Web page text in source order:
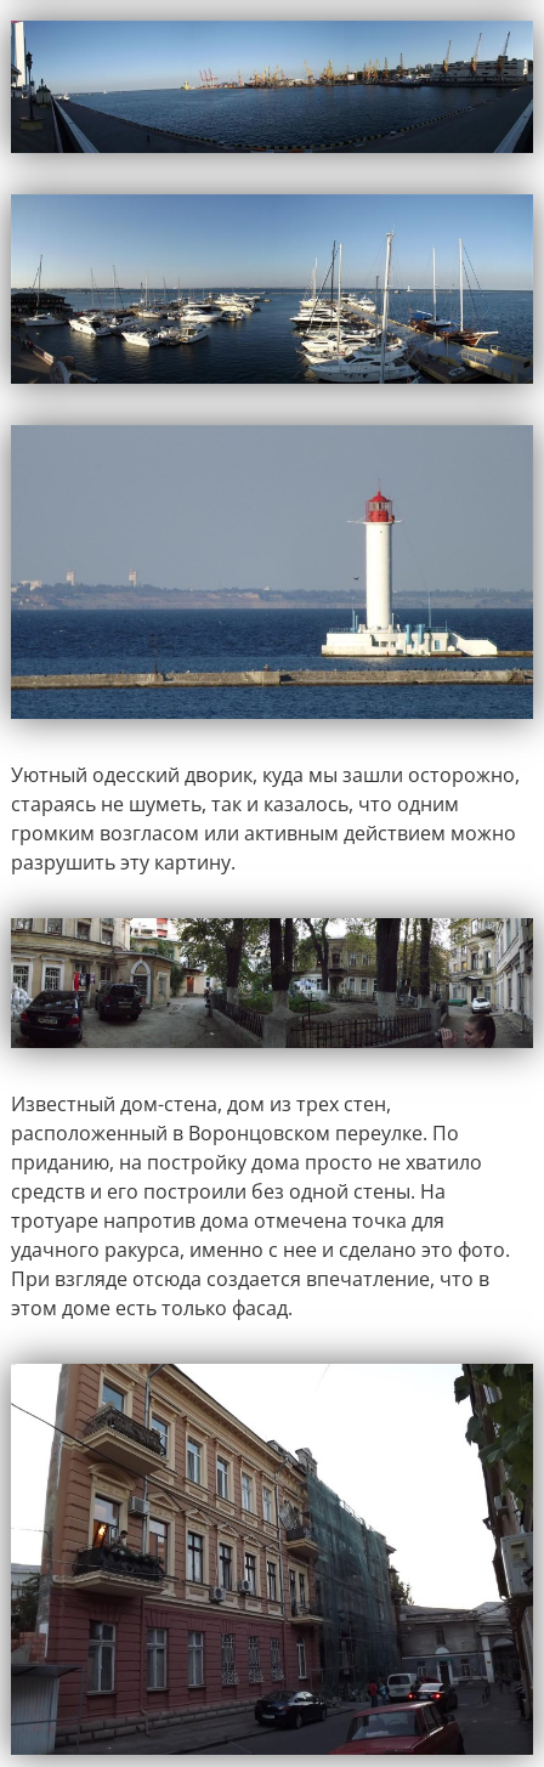
Уютный одесский дворик, куда мы зашли осторожно,
стараясь не шуметь, так и казалось, что одним
громким возгласом или активным действием можно
разрушить эту картину.
Известный дом-стена, дом из трех стен,
расположенный в Воронцовском переулке. По
приданию, на постройку дома просто не хватило
средств и его построили без одной стены. На
тротуаре напротив дома отмечена точка для
удачного ракурса, именно с нее и сделано это фото.
При взгляде отсюда создается впечатление, что в
этом доме есть только фасад.